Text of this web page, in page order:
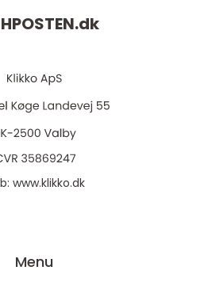
dk
www.klikko.dk
Menu